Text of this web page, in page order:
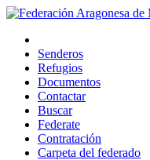
Senderos
Refugios
Documentos
Contactar
Buscar
Federate
Contratación
Carpeta del federado